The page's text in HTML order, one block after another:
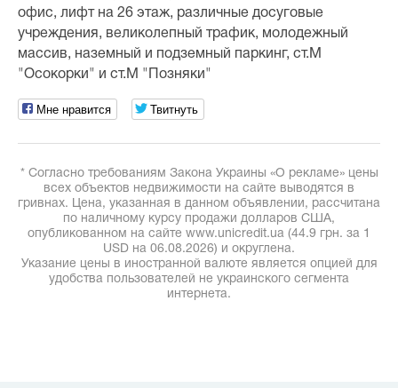
офис, лифт на 26 этаж, различные досуговые
учреждения, великолепный трафик, молодежный
массив, наземный и подземный паркинг, ст.М
"Осокорки" и ст.М "Позняки"
Мне нравится Твитнуть
* Согласно требованиям Закона Украины «О рекламе» цены
всех объектов недвижимости на сайте выводятся в
гривнах. Цена, указанная в данном объявлении, рассчитана
по наличному курсу продажи долларов США,
опубликованном на сайте www.unicredit.ua (44.9 грн. за 1
USD на 06.08.2026) и округлена.
Указание цены в иностранной валюте является опцией для
удобства пользователей не украинского сегмента
интернета.